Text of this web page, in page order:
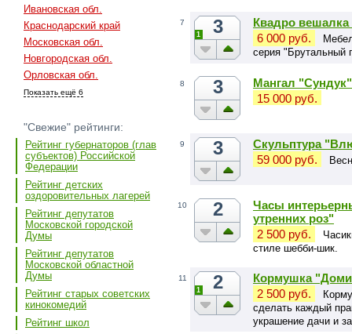
Ивановская обл.
Краснодарский край
Московская обл.
Новгородская обл.
Орловская обл.
Показать ещё 6
"Свежие" рейтинги:
Рейтинг губернаторов (глав
субъектов) Российской
Федерации
Рейтинг детских
оздоровительных лагерей
Рейтинг депутатов
Московской городской
Думы
Рейтинг депутатов
Московской областной
Думы
Рейтинг старых советских
кинокомедий
Рейтинг школ
7 3
1
Квадро вешалка
6 000 руб.
серия "Брутальный
8 3
Мангал
15 000 руб.
9 3
Скульптура
59 000 руб.
10 2
Часы
утренних роз"
2 500 руб.
стиле шебби-шик.
11 2
1
Кормушка
2 500 руб.
сделать каждый
украшение дачи и